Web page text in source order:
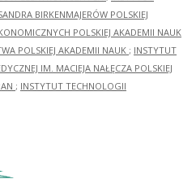
BIRKENMAJERÓW POLSKIEJ
POLSKIEJ AKADEMII NAUK
POLSKIEJ AKADEMII NAUK ; INSTYTUT
IM. MACIEJA NAŁĘCZA POLSKIEJ
; INSTYTUT TECHNOLOGII